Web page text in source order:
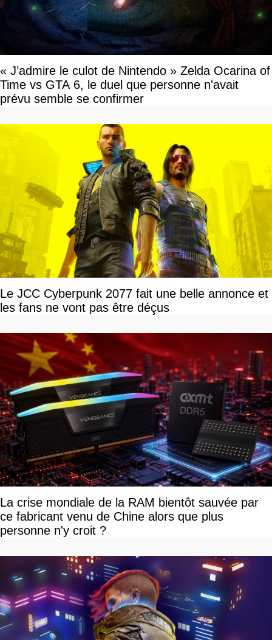
« J’admire le culot de Nintendo » Zelda Ocarina of
Time vs GTA 6, le duel que personne n'avait
prévu semble se confirmer
Le JCC Cyberpunk 2077 fait une belle annonce et
les fans ne vont pas être déçus
La crise mondiale de la RAM bientôt sauvée par
ce fabricant venu de Chine alors que plus
personne n'y croit ?